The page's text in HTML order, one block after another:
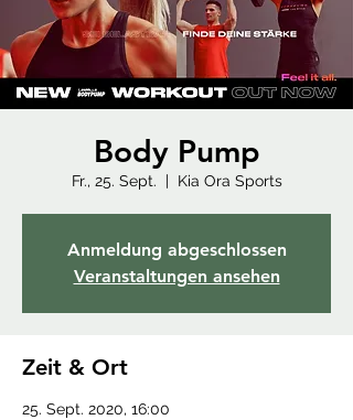
Body Pump
Fr., 25. Sept.
  |
Kia Ora Sports
Anmeldung abgeschlossen
Veranstaltungen ansehen
Zeit & Ort
25. Sept. 2020, 16:00